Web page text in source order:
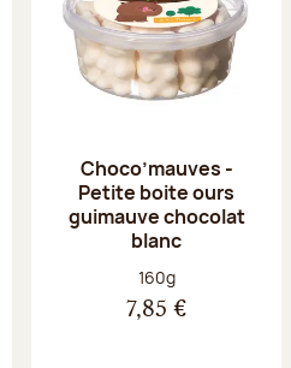
Choco’mauves -
Petite boite ours
guimauve chocolat
blanc
Poids net :
160g
7,85 €